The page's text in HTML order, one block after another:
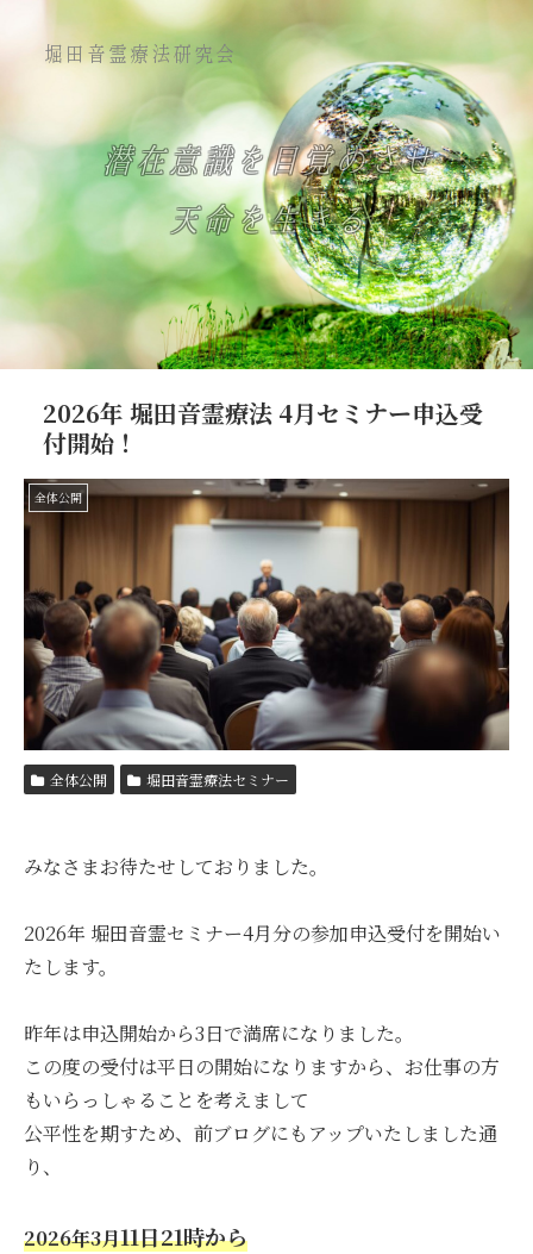
堀田音霊療法研究会
潜在意識を目覚めさせ
天命を生きる
2026年 堀田音霊療法 4月セミナー申込受
付開始！
全体公開
全体公開 堀田音霊療法セミナー
みなさまお待たせしておりました。
2026年 堀田音霊セミナー4月分の参加申込受付を開始い
たします。
昨年は申込開始から3日で満席になりました。
この度の受付は平日の開始になりますから、お仕事の方
もいらっしゃることを考えまして
公平性を期すため、前ブログにもアップいたしました通
り、
2026年3月11日21時から